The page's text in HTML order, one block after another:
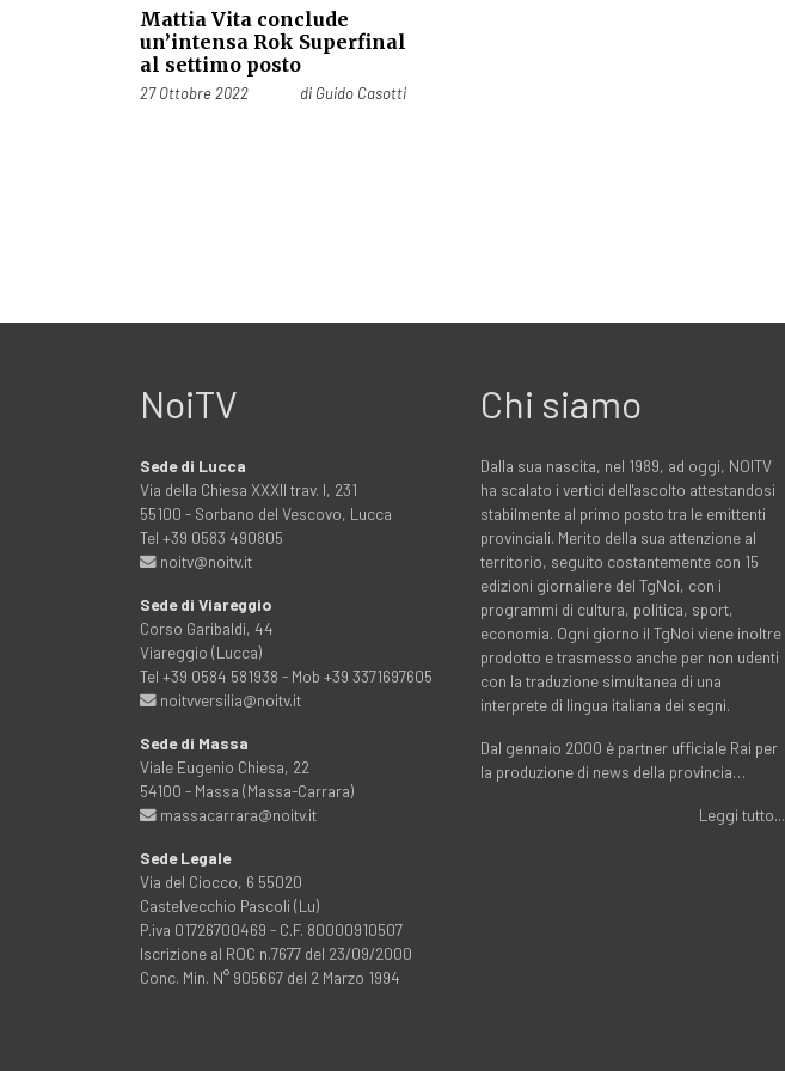
Mattia Vita conclude
un’intensa Rok Superfinal
al settimo posto
Pubblicato il
27 Ottobre 2022 di Guido Casotti
NoiTV
Sede di Lucca
Via della Chiesa XXXII trav. I, 231
55100 - Sorbano del Vescovo, Lucca
Tel +39 0583 490805
noitv@noitv.it
Sede di Viareggio
Corso Garibaldi, 44
Viareggio (Lucca)
Tel +39 0584 581938 - Mob +39 3371697605
noitvversilia@noitv.it
Sede di Massa
Viale Eugenio Chiesa, 22
54100 - Massa (Massa-Carrara)
massacarrara@noitv.it
Sede Legale
Via del Ciocco, 6 55020
Castelvecchio Pascoli (Lu)
P.iva 01726700469 - C.F. 80000910507
Iscrizione al ROC n.7677 del 23/09/2000
Conc. Min. N° 905667 del 2 Marzo 1994
Chi siamo
Dalla sua nascita, nel 1989, ad oggi, NOITV
ha scalato i vertici dell'ascolto attestandosi
stabilmente al primo posto tra le emittenti
provinciali. Merito della sua attenzione al
territorio, seguito costantemente con 15
edizioni giornaliere del TgNoi, con i
programmi di cultura, politica, sport,
economia. Ogni giorno il TgNoi viene inoltre
prodotto e trasmesso anche per non udenti
con la traduzione simultanea di una
interprete di lingua italiana dei segni.
Dal gennaio 2000 è partner ufficiale Rai per
la produzione di news della provincia…
Leggi tutto...